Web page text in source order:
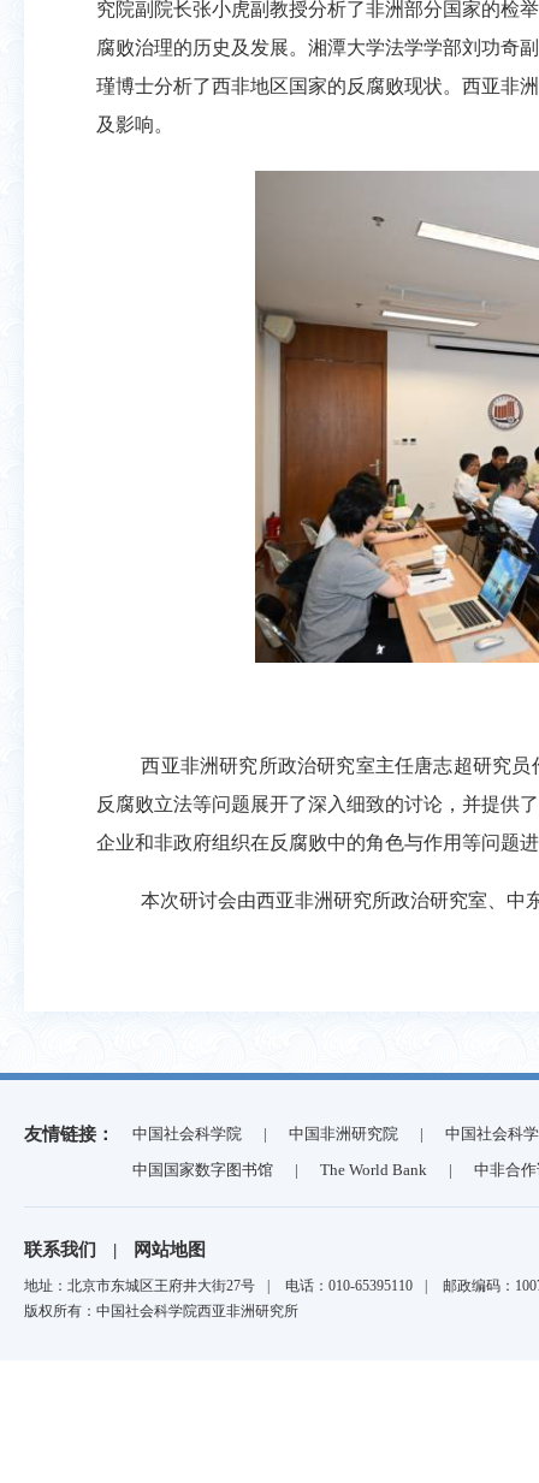
究院副院长张小虎副教授分析了非洲部分国家的检
腐败治理的历史及发展。湘潭大学法学学部刘功奇
瑾博士分析了西非地区国家的反腐败现状。西亚非
及影响。
西亚非洲研究所政治研究室主任唐志超研究
反腐败立法等问题展开了深入细致的讨论，并提供
企业和非政府组织在反腐败中的角色与作用等问题
本次研讨会由西亚非洲研究所政治研究室、中
友情链接： 中国社会科学院 | 中国非洲研究院 |
中国社会科
中国国家数字图书馆
| The World Bank | 中非合
联系我们 | 网站地图
地址：北京市东城区王府井大街27号 | 电话：010-65395110 |
邮政编码：
版权所有：中国社会科学院西亚非洲研究所